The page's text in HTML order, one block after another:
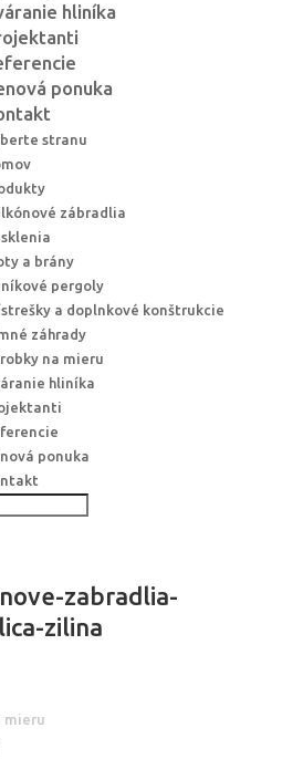
hliníka
ponuka
stranu
zábradlia
a brány
pergoly
a doplnkové konštrukcie
záhrady
na mieru
hliníka
ponuka
zabradlia-
zilina
mieru